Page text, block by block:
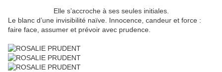
Elle s’accroche à ses seules initiales.
Le blanc d’une invisibilité naïve. Innocence, candeur et force :
faire face, assumer et prévoir avec prudence.